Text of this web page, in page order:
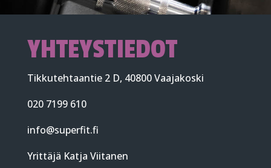
YHTEYSTIEDOT
Tikkutehtaantie 2 D, 40800 Vaajakoski
020 7199 610
info@superfit.fi
Yrittäjä Katja Viitanen